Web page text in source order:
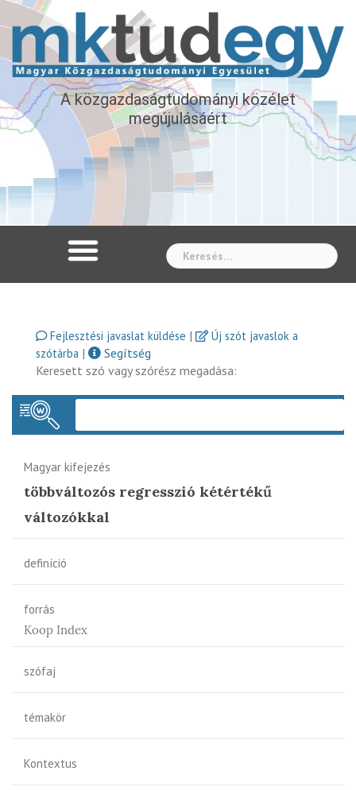
A közgazdaságtudományi közélet
megújulásáért
Fejlesztési javaslat küldése |
Új szót javaslok a
szótárba |
Segítség
Keresett szó vagy szórész megadása:
Magyar kifejezés
többváltozós regresszió kétértékű
változókkal
definíció
forrás
Koop Index
szófaj
témakör
Kontextus